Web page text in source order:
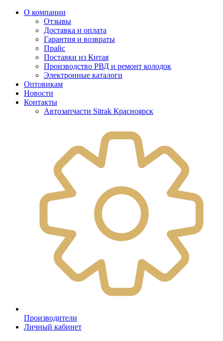
О компании
Отзывы
Доставка и оплата
Гарантия и возвраты
Прайс
Поставки из Китая
Производство РВД и ремонт колодок
Электронные каталоги
Оптовикам
Новости
Контакты
Автозапчасти Sitrak Красноярск
Производители
Личный кабинет